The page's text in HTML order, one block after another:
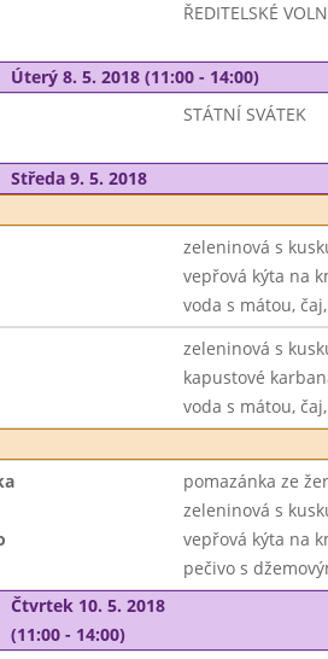
ŘEDITELSKÉ
Úterý 8. 5. 2018 (11:00 - 14:00)
STÁTNÍ SVÁTEK
Středa 9. 5. 2018
zeleninová s
vepřová kýta na
voda s mátou,
zeleninová s
kapustové
voda s mátou,
pomazánka ze
zeleninová s
vepřová kýta na
pečivo s
Čtvrtek 10. 5. 2018
(11:00 - 14:00)